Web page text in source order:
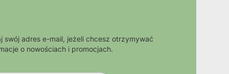
swój adres e-mail, jeżeli chcesz otrzymywać
o nowościach i promocjach.